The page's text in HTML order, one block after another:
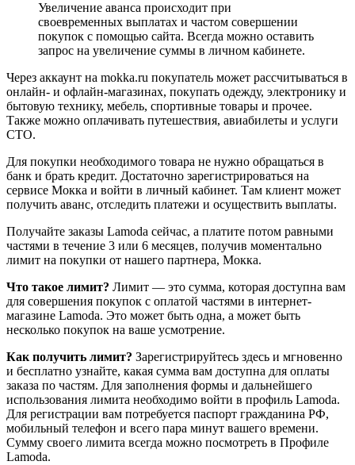
Увеличение аванса происходит при
своевременных выплатах и частом совершении
покупок с помощью сайта. Всегда можно оставить
запрос на увеличение суммы в личном кабинете.
Через аккаунт на mokka.ru покупатель может рассчитываться в
онлайн- и офлайн-магазинах, покупать одежду, электронику и
бытовую технику, мебель, спортивные товары и прочее.
Также можно оплачивать путешествия, авиабилеты и услуги
СТО.
Для покупки необходимого товара не нужно обращаться в
банк и брать кредит. Достаточно зарегистрироваться на
сервисе Мокка и войти в личный кабинет. Там клиент может
получить аванс, отследить платежи и осуществить выплаты.
Получайте заказы Lamoda сейчас, а платите потом равными
частями в течение 3 или 6 месяцев, получив моментально
лимит на покупки от нашего партнера, Мокка.
Что такое лимит? Лимит — это сумма, которая доступна вам
для совершения покупок с оплатой частями в интернет-
магазине Lamoda. Это может быть одна, а может быть
несколько покупок на ваше усмотрение.
Как получить лимит? Зарегистрируйтесь здесь и мгновенно
и бесплатно узнайте, какая сумма вам доступна для оплаты
заказа по частям. Для заполнения формы и дальнейшего
использования лимита необходимо войти в профиль Lamoda.
Для регистрации вам потребуется паспорт гражданина РФ,
мобильный телефон и всего пара минут вашего времени.
Сумму своего лимита всегда можно посмотреть в Профиле
Lamoda.